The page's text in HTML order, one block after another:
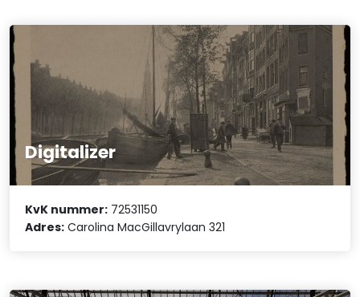
Digitalizer
KvK nummer: 72531150
Adres: Carolina MacGillavrylaan 321